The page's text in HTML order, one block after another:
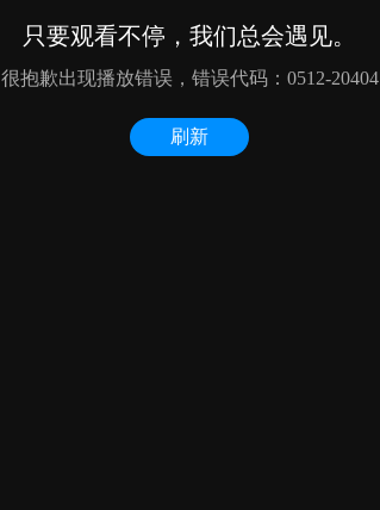
只要观看不停，我们总会遇见。
很抱歉出现播放错误，错误代码：0512-20404
刷新